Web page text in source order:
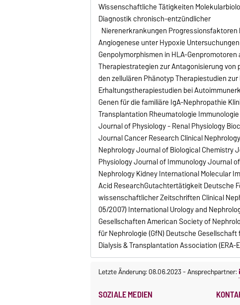
Wissenschaftliche Tätigkeiten
Diagnostik chronisch-entzündlicher
Nierenerkrankungen
Angiogenese unter Hypoxie
Genpolymorphismen in HLA-
Therapiestrategien zur Antagonisierung
den zellulären Phänotyp Therapiestudien
Erhaltungstherapiestudien bei
Genen für die familiäre IgA-Nephropathie
Transplantation Rheumatologie
Journal of Physiology - Renal Physiology
Journal Cancer Research Clinical
Nephrology Journal of Biological Chemistry
Physiology Journal of Immunology Journal
Nephrology Kidney International Molecular
Acid ResearchGutachtertätigkeit Deutsche
wissenschaftlicher Zeitschriften Clinical
05/2007) International Urology and
Gesellschaften American Society of
für Nephrologie (GfN) Deutsche Gesellschaft
Dialysis & Transplantation Association
Letzte Änderung: 08.06.2023-Ansprechpartner:
SOZIALE MEDIEN